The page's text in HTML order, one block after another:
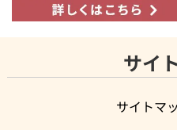
サイ
サイトマ